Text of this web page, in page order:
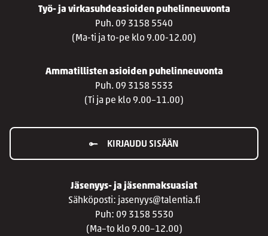
Työ- ja virkasuhdeasioiden puhelinneuvonta
Puh. 09 3158 5540
(Ma-ti ja to-pe klo 9.00-12.00)
Ammatillisten asioiden puhelinneuvonta
Puh. 09 3158 5533
(Ti ja pe klo 9.00–11.00)
KIRJAUDU SISÄÄN
Jäsenyys- ja jäsenmaksuasiat
Sähköposti: jasenyys@talentia.fi
Puh: 09 3158 5530
(Ma–to klo 9.00–12.00)